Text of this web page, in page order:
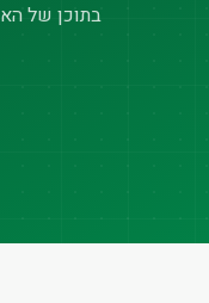
בתוכן של